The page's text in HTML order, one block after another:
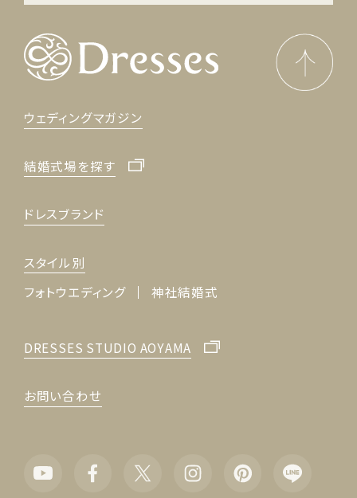
ウェディングマガジン
結婚式場を探す
ドレスブランド
スタイル別
フォトウエディング
神社結婚式
DRESSES STUDIO AOYAMA
お問い合わせ